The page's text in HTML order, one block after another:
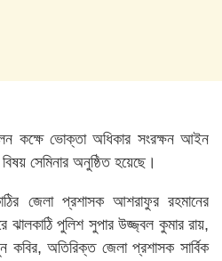
কক্ষে ভোক্তা অধিকার সংরক্ষন আইন
সেমিনার অনুষ্ঠিত হয়েছে।
জেলা প্রশাসক আশরাফুর রহমানের
ঝালকাঠি পুলিশ সুপার উজ্জ্বল কুমার রায়,
কবির, অতিরিক্ত জেলা প্রশাসক সার্বিক